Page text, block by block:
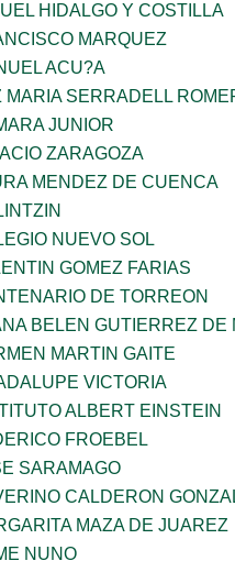
HIDALGO Y COSTILLA
MARQUEZ
ACU?A
MARIA SERRADELL
JUNIOR
ZARAGOZA
MENDEZ DE CUENCA
NUEVO SOL
GOMEZ FARIAS
DE TORREON
BELEN GUTIERREZ DE
MARTIN GAITE
VICTORIA
ALBERT EINSTEIN
FROEBEL
SARAMAGO
CALDERON
MAZA DE JUAREZ
NUNO